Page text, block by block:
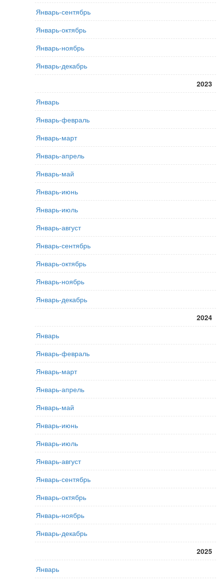
Январь-сентябрь
Январь-октябрь
Январь-ноябрь
Январь-декабрь
2023
Январь
Январь-февраль
Январь-март
Январь-апрель
Январь-май
Январь-июнь
Январь-июль
Январь-август
Январь-сентябрь
Январь-октябрь
Январь-ноябрь
Январь-декабрь
2024
Январь
Январь-февраль
Январь-март
Январь-апрель
Январь-май
Январь-июнь
Январь-июль
Январь-август
Январь-сентябрь
Январь-октябрь
Январь-ноябрь
Январь-декабрь
2025
Январь